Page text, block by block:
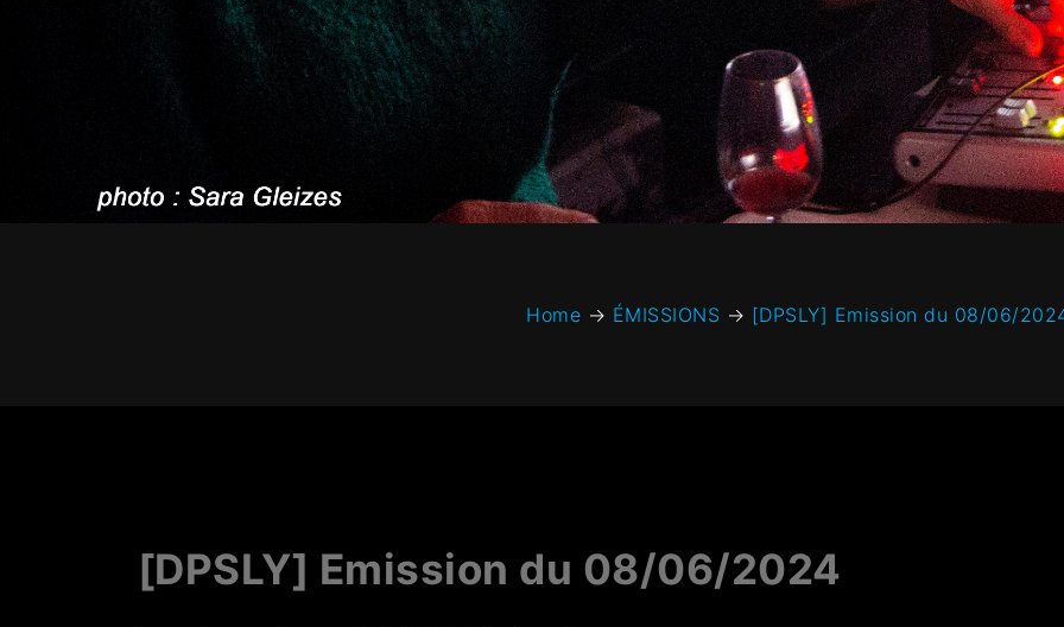
Home → ÉMISSIONS → [DPSLY] Emission du 08/06/
[DPSLY] Emission du 08/06/2024